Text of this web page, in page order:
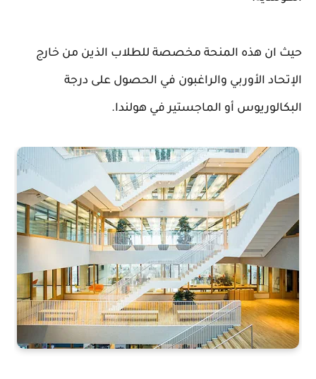
حيث ان هذه المنحة مخصصة للطلاب الذين من خارج
الإتحاد الأوربي والراغبون في الحصول على درجة
البكالوريوس أو الماجستير في هولندا.